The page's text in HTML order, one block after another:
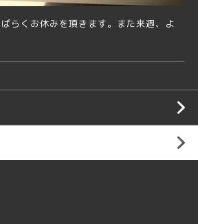
らくお休みを頂きます。また来週、よ